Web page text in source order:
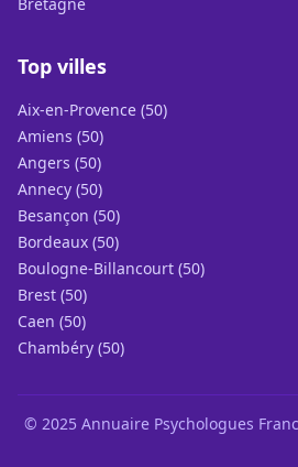
Top villes
Aix-en-Provence (50)
Amiens (50)
Angers (50)
Annecy (50)
Besançon (50)
Bordeaux (50)
Boulogne-Billancourt (50)
Brest (50)
Caen (50)
Chambéry (50)
© 2025 Annuaire Psychologues